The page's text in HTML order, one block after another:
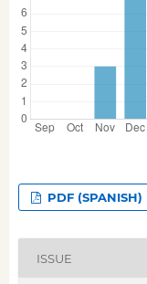
PDF (SPANISH)
ISSUE